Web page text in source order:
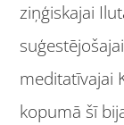
ziņģiskajai
meditatīvajai
kopumā šī